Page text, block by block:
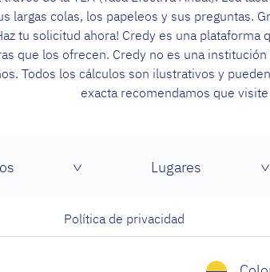
largas colas, los papeleos y sus preguntas.
tu solicitud ahora! Credy es una
que los ofrecen. Credy no es una
Todos los cálculos son ilustrativos y
exacta recomendamos que
Lugares
Política de privacidad